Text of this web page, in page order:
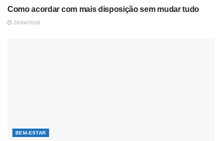
Como acordar com mais disposição sem mudar tudo
29/04/2026
BEM-ESTAR